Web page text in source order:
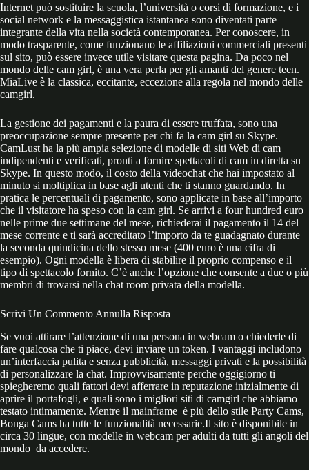
Internet può sostituire la scuola, l’università o corsi di formazione, e i
social network e la messaggistica istantanea sono diventati parte
integrante della vita nella società contemporanea. Per conoscere, in
modo trasparente, come funzionano le affiliazioni commerciali presenti
sul sito, può essere invece utile visitare questa pagina. Da poco nel
mondo delle cam girl, è una vera perla per gli amanti del genere teen.
MiaLive è la classica, eccitante, eccezione alla regola nel mondo delle
camgirl.
La gestione dei pagamenti e la paura di essere truffata, sono una
preoccupazione sempre presente per chi fa la cam girl su Skype.
CamLust ha la più ampia selezione di modelle di siti Web di cam
indipendenti e verificati, pronti a fornire spettacoli di cam in diretta su
Skype. In questo modo, il costo della videochat che hai impostato al
minuto si moltiplica in base agli utenti che ti stanno guardando. In
pratica le percentuali di pagamento, sono applicate in base all’importo
che il visitatore ha speso con la cam girl. Se arrivi a four hundred euro
nelle prime due settimane del mese, richiederai il pagamento il 14 del
mese corrente e ti sarà accreditato l’importo da te guadagnato durante
la seconda quindicina dello stesso mese (400 euro è una cifra di
esempio). Ogni modella è libera di stabilire il proprio compenso e il
tipo di spettacolo fornito. C’è anche l’opzione che consente a due o più
membri di trovarsi nella chat room privata della modella.
Scrivi Un Commento Annulla Risposta
Se vuoi attirare l’attenzione di una persona in webcam o chiederle di
fare qualcosa che ti piace, devi inviare un token. I vantaggi includono
un’interfaccia pulita e senza pubblicità, messaggi privati e la possibilità
di personalizzare la chat. Improvvisamente perche oggigiorno ti
spiegheremo quali fattori devi afferrare in reputazione inizialmente di
aprire il portafogli, e quali sono i migliori siti di camgirl che abbiamo
testato intimamente. Mentre il mainframe è più dello stile Party Cams,
Bonga Cams ha tutte le funzionalità necessarie.Il sito è disponibile in
circa 30 lingue, con modelle in webcam per adulti da tutti gli angoli del
mondo da accedere.